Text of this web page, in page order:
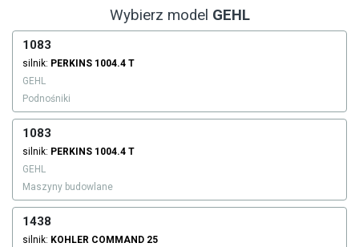
Wybierz model GEHL
1083
silnik: PERKINS 1004.4 T
GEHL
Podnośniki
1083
silnik: PERKINS 1004.4 T
GEHL
Maszyny budowlane
1438
silnik: KOHLER COMMAND 25